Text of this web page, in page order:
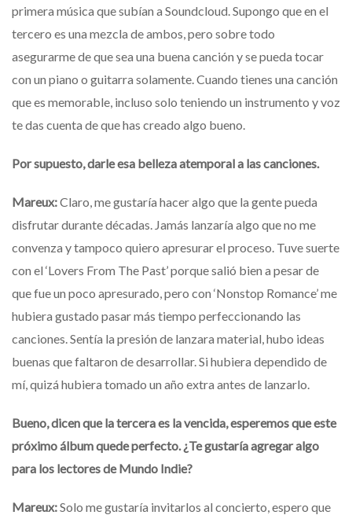
primera música que subían a Soundcloud. Supongo que en el
tercero es una mezcla de ambos, pero sobre todo
asegurarme de que sea una buena canción y se pueda tocar
con un piano o guitarra solamente. Cuando tienes una canción
que es memorable, incluso solo teniendo un instrumento y voz
te das cuenta de que has creado algo bueno.
Por supuesto, darle esa belleza atemporal a las canciones.
Mareux:Claro, me gustaría hacer algo que la gente pueda
disfrutar durante décadas. Jamás lanzaría algo que no me
convenza y tampoco quiero apresurar el proceso. Tuve suerte
con el ‘Lovers From The Past’ porque salió bien a pesar de
que fue un poco apresurado, pero con ‘Nonstop Romance’ me
hubiera gustado pasar más tiempo perfeccionando las
canciones. Sentía la presión de lanzara material, hubo ideas
buenas que faltaron de desarrollar. Si hubiera dependido de
mí, quizá hubiera tomado un año extra antes de lanzarlo.
Bueno, dicen que la tercera es la vencida, esperemos que este
próximo álbum quede perfecto. ¿Te gustaría agregar algo
para los lectores de Mundo Indie?
Mareux:Solo me gustaría invitarlos al concierto, espero que